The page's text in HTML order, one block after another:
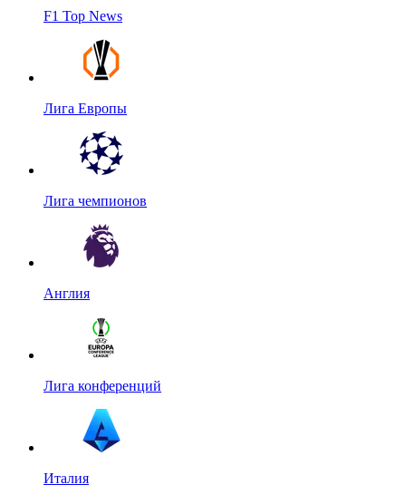
F1 Top News
Лига Европы
Лига чемпионов
Англия
Лига конференций
Италия